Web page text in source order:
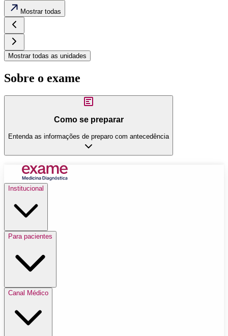
Mostrar todas
Mostrar todas as unidades
Sobre o exame
Como se preparar
Entenda as informações de preparo com antecedência
Institucional
Para pacientes
Canal Médico